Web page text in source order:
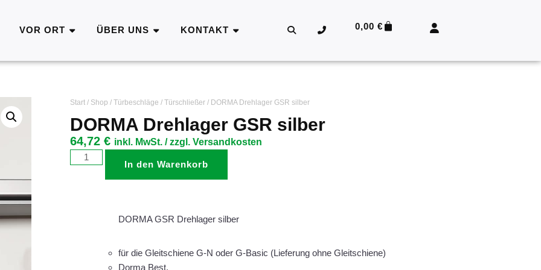
VOR ORT ÜBER UNS KONTAKT 0,00€
Start/ Shop / Türbeschläge / Türschließer/ DORMA Drehlager GSR silber
DORMA Drehlager GSR silber
64,72 € inkl. MwSt. / zzgl. Versandkosten
In den Warenkorb
DORMA GSR Drehlager silber
für die Gleitschiene G-N oder G-Basic (Lieferung ohne Gleitschiene)
Dorma Best.